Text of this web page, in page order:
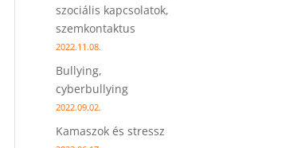
szociális kapcsolatok,
szemkontaktus
2022.11.08.
Bullying,
cyberbullying
2022.09.02.
Kamaszok és stressz